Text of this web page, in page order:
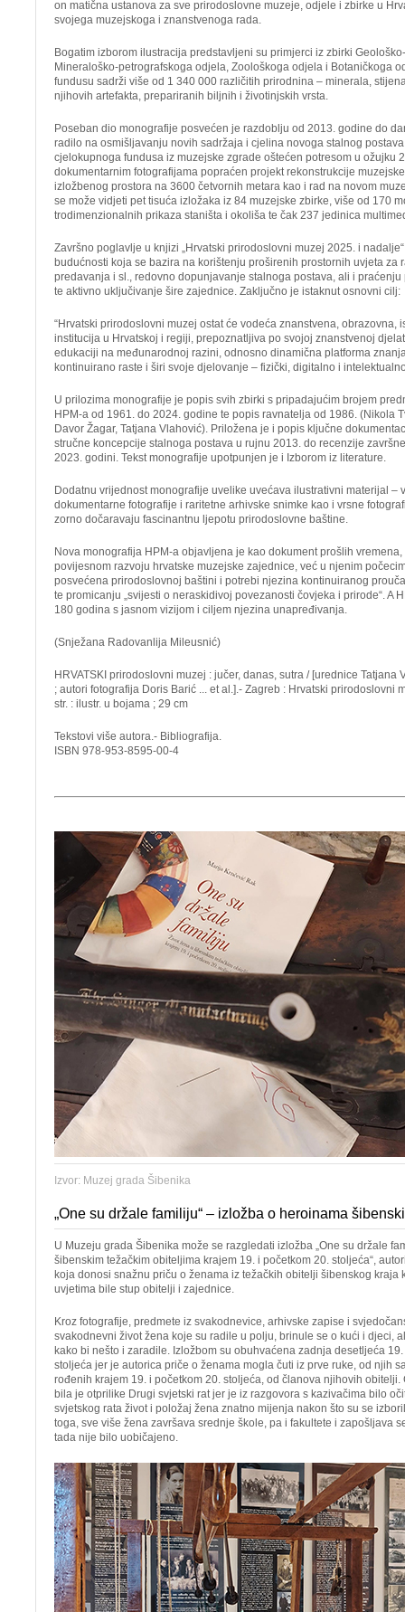
on matična ustanova za sve prirodoslovne muzeje, odjele i zbirke u
svojega muzejskoga i znanstvenoga rada.
Bogatim izborom ilustracija predstavljeni su primjerci iz zbirki
Mineraloško-petrografskoga odjela, Zoološkoga odjela i Botaničkoga
fundusu sadrži više od 1 340 000 različitih prirodnina – minerala,
njihovih artefakta, prepariranih biljnih i životinjskih vrsta.
Poseban dio monografije posvećen je razdoblju od 2013. godine do
radilo na osmišljavanju novih sadržaja i cjelina novoga stalnog
cjelokupnoga fundusa iz muzejske zgrade oštećen potresom u ožujku
dokumentarnim fotografijama popraćen projekt rekonstrukcije
izložbenog prostora na 3600 četvornih metara kao i rad na novom
se može vidjeti pet tisuća izložaka iz 84 muzejske zbirke, više od 170
trodimenzionalnih prikaza staništa i okoliša te čak 237 jedinica
Završno poglavlje u knjizi „Hrvatski prirodoslovni muzej 2025. i
budućnosti koja se bazira na korištenju proširenih prostornih uvjeta za
predavanja i sl., redovno dopunjavanje stalnoga postava, ali i
te aktivno uključivanje šire zajednice. Zaključno je istaknut osnovni cilj:
“Hrvatski prirodoslovni muzej ostat će vodeća znanstvena, obrazovna,
institucija u Hrvatskoj i regiji, prepoznatljiva po svojoj znanstvenoj
edukaciji na međunarodnoj razini, odnosno dinamična platforma
kontinuirano raste i širi svoje djelovanje – fizički, digitalno i
U prilozima monografije je popis svih zbirki s pripadajućim brojem
HPM-a od 1961. do 2024. godine te popis ravnatelja od 1986. (Nikola
Davor Žagar, Tatjana Vlahović). Priložena je i popis ključne
stručne koncepcije stalnoga postava u rujnu 2013. do recenzije
2023. godini. Tekst monografije upotpunjen je i Izborom iz literature.
Dodatnu vrijednost monografije uvelike uvećava ilustrativni materijal –
dokumentarne fotografije i raritetne arhivske snimke kao i vrsne
zorno dočaravaju fascinantnu ljepotu prirodoslovne baštine.
Nova monografija HPM-a objavljena je kao dokument prošlih
povijesnom razvoju hrvatske muzejske zajednice, već u njenim
posvećena prirodoslovnoj baštini i potrebi njezina kontinuiranog
te promicanju „svijesti o neraskidivoj povezanosti čovjeka i prirode“. A
180 godina s jasnom vizijom i ciljem njezina unapređivanja.
(Snježana Radovanlija Mileusnić)
HRVATSKI prirodoslovni muzej : jučer, danas, sutra / [urednice Tatjana
; autori fotografija Doris Barić ... et al.].- Zagreb : Hrvatski prirodoslovni
str. : ilustr. u bojama ; 29 cm
Tekstovi više autora.- Bibliografija.
ISBN 978-953-8595-00-4
Izvor: Muzej grada Šibenika
„One su držale familiju“ – izložba o heroinama
U Muzeju grada Šibenika može se razgledati izložba „One su držale
šibenskim težačkim obiteljima krajem 19. i početkom 20. stoljeća“,
koja donosi snažnu priču o ženama iz težačkih obitelji šibenskog kraja
uvjetima bile stup obitelji i zajednice.
Kroz fotografije, predmete iz svakodnevice, arhivske zapise i
svakodnevni život žena koje su radile u polju, brinule se o kući i djeci,
kako bi nešto i zaradile. Izložbom su obuhvaćena zadnja desetljeća
stoljeća jer je autorica priče o ženama mogla čuti iz prve ruke, od njih
rođenih krajem 19. i početkom 20. stoljeća, od članova njihovih
bila je otprilike Drugi svjetski rat jer je iz razgovora s kazivačima bilo
svjetskog rata život i položaj žena znatno mijenja nakon što su se
toga, sve više žena završava srednje škole, pa i fakultete i zapošljava
tada nije bilo uobičajeno.